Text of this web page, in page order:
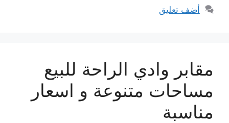
أضف تعليق
مقابر وادي الراحة للبيع
مساحات متنوعة و اسعار
مناسبة